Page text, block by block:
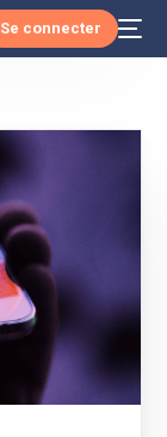
Se connecter